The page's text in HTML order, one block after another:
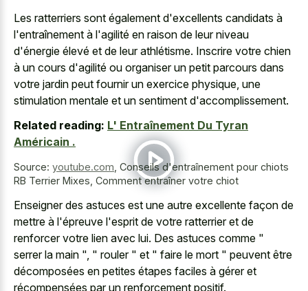
Les ratterriers sont également d'excellents candidats à
l'entraînement à l'agilité en raison de leur niveau
d'énergie élevé et de leur athlétisme. Inscrire votre chien
à un cours d'agilité ou organiser un petit parcours dans
votre jardin peut fournir un exercice physique, une
stimulation mentale et un sentiment d'accomplissement.
Related reading: L' Entraînement Du Tyran
Américain .
Source: youtube.com Conseils d'entraînement pour chiots
RB Terrier Mixes, Comment entraîner votre chiot
Enseigner des astuces est une autre excellente façon de
mettre à l'épreuve l'esprit de votre ratterrier et de
renforcer votre lien avec lui. Des astuces comme "
serrer la main ", " rouler " et " faire le mort " peuvent être
décomposées en petites étapes faciles à gérer et
récompensées par un renforcement positif.